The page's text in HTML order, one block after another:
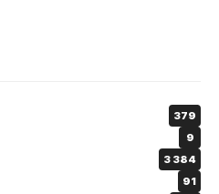
379
9
3 384
91